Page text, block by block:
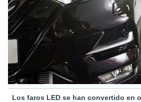
Los faros LED se han convertido en